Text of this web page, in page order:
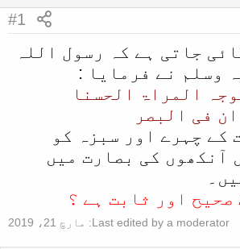
آ
ا
ز
#1
جاتی ہے کہ رسول اللہ
وسلم نے فرمایا :
المراۃ الحسنا
فی البصر
کے چہرے اور سبزہ کو
آنکھوں کی بصارت میں
اور ثابت ہے ؟
Last edited by a moderator: مارچ 21، 2019